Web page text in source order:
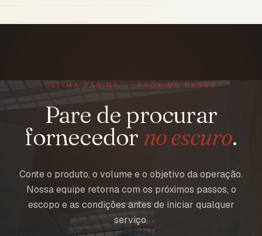
ÚLTIMA PÁGINA · PRÓXIMO PASSO
Pare de procurar
fornecedor no escuro.
Conte o produto, o volume e o objetivo da operação.
Nossa equipe retorna com os próximos passos, o
escopo e as condições antes de iniciar qualquer
serviço.